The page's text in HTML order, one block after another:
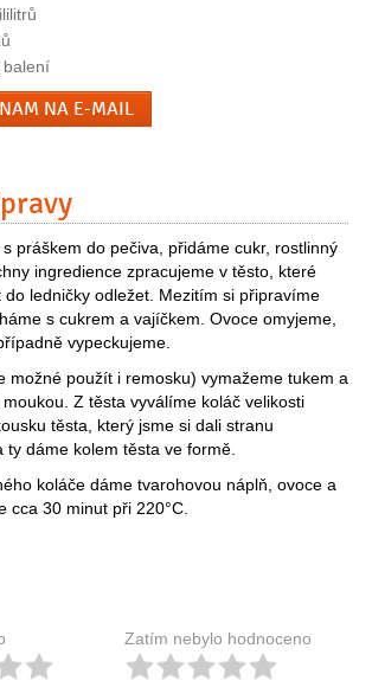
balení
NA E-MAIL
práškem do pečiva, přidáme cukr, rostlinný
ingredience zpracujeme v těsto, které
ledničky odležet. Mezitím si připravíme
s cukrem a vajíčkem. Ovoce omyjeme,
vypeckujeme.
možné použít i remosku) vymažeme tukem a
Z těsta vyválíme koláč velikosti
těsta, který jsme si dali stranu
ty dáme kolem těsta ve formě.
koláče dáme tvarohovou náplň, ovoce a
cca 30 minut při 220°C.
Zatím nebylo hodnoceno